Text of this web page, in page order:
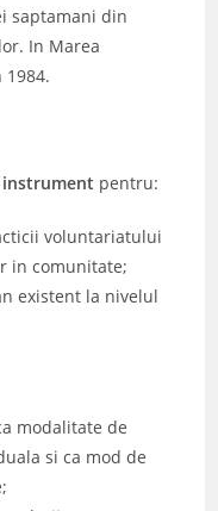
saptamani din
In Marea
1984.
instrument pentru:
voluntariatului
in comunitate;
existent la nivelul
modalitate de
si ca mod de